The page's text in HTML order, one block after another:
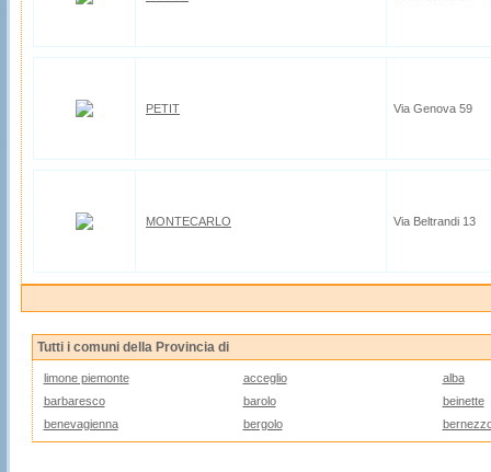
PETIT Via Genova 59
MONTECARLO Via Beltrandi 13
Tutti i comuni della Provincia di
limone piemonte acceglio
alba
barbaresco
barolo
beinette
benevagienna
bergolo